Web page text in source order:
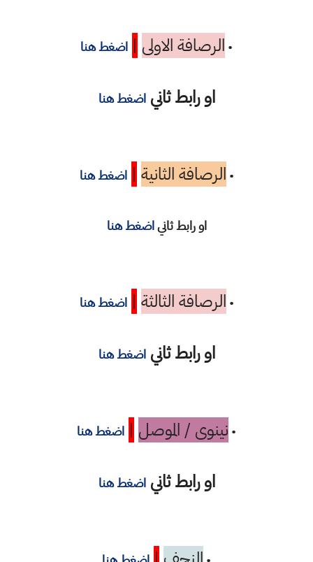
• الرصافة الاولى | اضغط هنا
او رابط ثاني اضغط هنا
• الرصافة الثانية | اضغط هنا
او رابط ثانياضغط هنا
• الرصافة الثالثة | اضغط هنا
او رابط ثاني اضغط هنا
• نينوى / الموصل | اضغط هنا
او رابط ثاني اضغط هنا